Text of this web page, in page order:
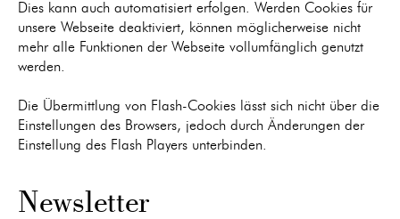
Dies kann auch automatisiert erfolgen. Werden Cookies für
unsere Webseite deaktiviert, können möglicherweise nicht
mehr alle Funktionen der Webseite vollumfänglich genutzt
werden.
Die Übermittlung von Flash-Cookies lässt sich nicht über die
Einstellungen des Browsers, jedoch durch Änderungen der
Einstellung des Flash Players unterbinden.
Newsletter